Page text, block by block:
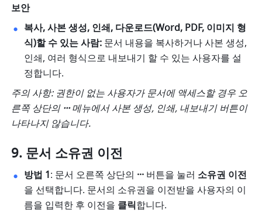
보안
복사, 사본 생성, 인쇄, 다운로드(Word, PDF, 이미지 형
식)할 수 있는 사람: 문서 내용을 복사하거나 사본 생성,
인쇄, 여러 형식으로 내보내기 할 수 있는 사용자를 설
정합니다.
주의 사항: 권한이 없는 사용자가 문서에 액세스할 경우 오
른쪽 상단의 ··· 메뉴에서 사본 생성, 인쇄, 내보내기 버튼이
나타나지 않습니다.
문서 소유권 이전
방법 1: 문서 오른쪽 상단의 ··· 버튼을 눌러 소유권 이전
을 선택합니다. 문서의 소유권을 이전받을 사용자의 이
름을 입력한 후 이전을 클릭합니다.